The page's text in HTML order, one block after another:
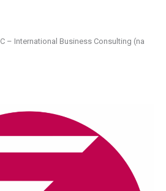
– International Business Consulting (na